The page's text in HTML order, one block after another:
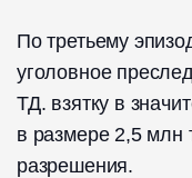
По третьему
уголовное
ТД. взятку в
в размере 2,5 млн
разрешения.